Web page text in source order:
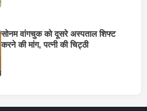
सोनम वांगचुक को दूसरे अस्पताल शिफ्ट
करने की मांग, पत्नी की चिट्ठी